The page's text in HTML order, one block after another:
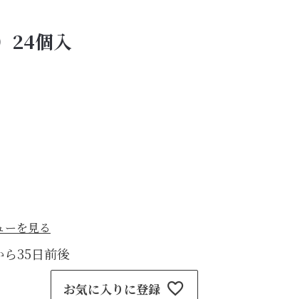
返し（引き出物）
りもの
24個入
ーを見る
35日前後
お気に入りに登録